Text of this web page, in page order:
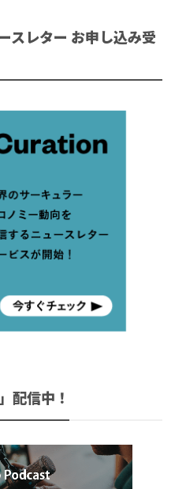
スレター お申し込み受
配信中！